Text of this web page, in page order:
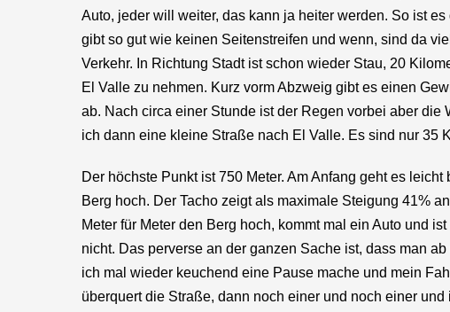
Auto, jeder will weiter, das kann ja heiter werden. So ist
gibt so gut wie keinen Seitenstreifen und wenn, sind da
Verkehr. In Richtung Stadt ist schon wieder Stau, 20
El Valle zu nehmen. Kurz vorm Abzweig gibt es einen
ab. Nach circa einer Stunde ist der Regen vorbei aber
ich dann eine kleine Straße nach El Valle. Es sind nur 35
Der höchste Punkt ist 750 Meter. Am Anfang geht es
Berg hoch. Der Tacho zeigt als maximale Steigung 41%
Meter für Meter den Berg hoch, kommt mal ein Auto und
nicht. Das perverse an der ganzen Sache ist, dass man
ich mal wieder keuchend eine Pause mache und mein
überquert die Straße, dann noch einer und noch einer